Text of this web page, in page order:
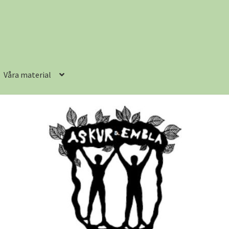
Våra material
Logout Mitt kundkonto